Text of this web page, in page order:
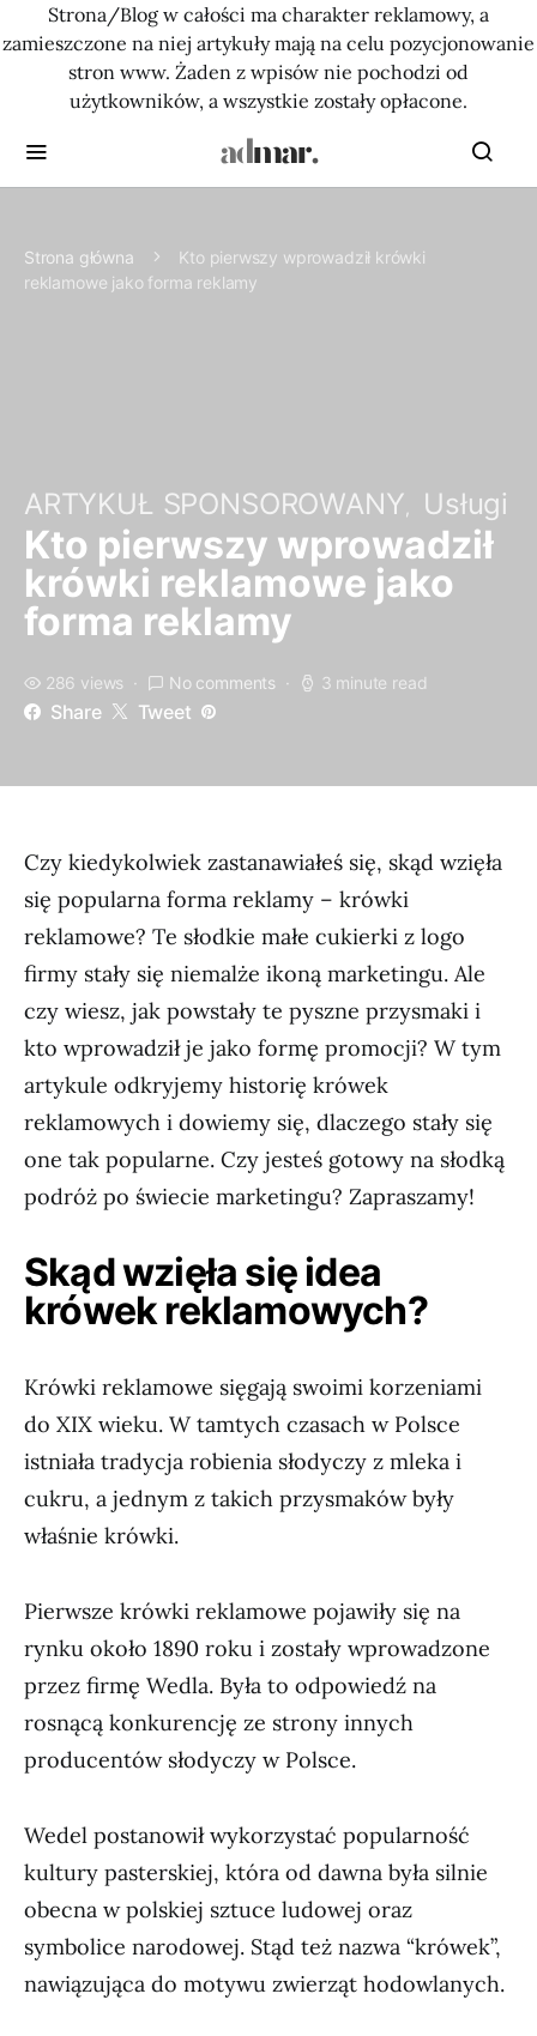
Strona/Blog w całości ma charakter reklamowy, a
zamieszczone na niej artykuły mają na celu pozycjonowanie
stron www. Żaden z wpisów nie pochodzi od
użytkowników, a wszystkie zostały opłacone.
Strona główna
Kto pierwszy wprowadził krówki
reklamowe jako forma reklamy
ARTYKUŁ SPONSOROWANY Usługi
Kto pierwszy wprowadził
krówki reklamowe jako
forma reklamy
286 views No comments 3 minute read
Share Tweet
Czy kiedykolwiek zastanawiałeś się, skąd wzięła
się popularna forma reklamy – krówki
reklamowe? Te słodkie małe cukierki z logo
firmy stały się niemalże ikoną marketingu. Ale
czy wiesz, jak powstały te pyszne przysmaki i
kto wprowadził je jako formę promocji? W tym
artykule odkryjemy historię krówek
reklamowych i dowiemy się, dlaczego stały się
one tak popularne. Czy jesteś gotowy na słodką
podróż po świecie marketingu? Zapraszamy!
Skąd wzięła się idea
krówek reklamowych?
Krówki reklamowe sięgają swoimi korzeniami
do XIX wieku. W tamtych czasach w Polsce
istniała tradycja robienia słodyczy z mleka i
cukru, a jednym z takich przysmaków były
właśnie krówki.
Pierwsze krówki reklamowe pojawiły się na
rynku około 1890 roku i zostały wprowadzone
przez firmę Wedla. Była to odpowiedź na
rosnącą konkurencję ze strony innych
producentów słodyczy w Polsce.
Wedel postanowił wykorzystać popularność
kultury pasterskiej, która od dawna była silnie
obecna w polskiej sztuce ludowej oraz
symbolice narodowej. Stąd też nazwa “krówek”,
nawiązująca do motywu zwierząt hodowlanych.